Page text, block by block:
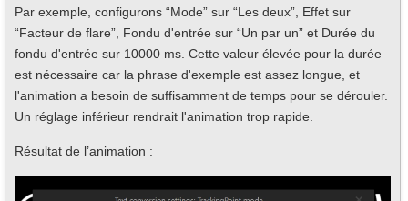
Par exemple, configurons “Mode” sur “Les deux”, Effet sur
“Facteur de flare”, Fondu d'entrée sur “Un par un” et Durée du
fondu d'entrée sur 10000 ms. Cette valeur élevée pour la durée
est nécessaire car la phrase d'exemple est assez longue, et
l'animation a besoin de suffisamment de temps pour se dérouler.
Un réglage inférieur rendrait l'animation trop rapide.
Résultat de l’animation :